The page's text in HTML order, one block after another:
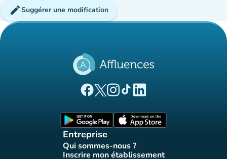
editSuggérer une modification
(nouvel onglet)
(nouvel onglet)
(nouvel onglet)
(nouvel onglet)
(nouvel onglet)
Entreprise
Qui sommes-nous ?
(nouvel onglet)
Inscrire mon établissement